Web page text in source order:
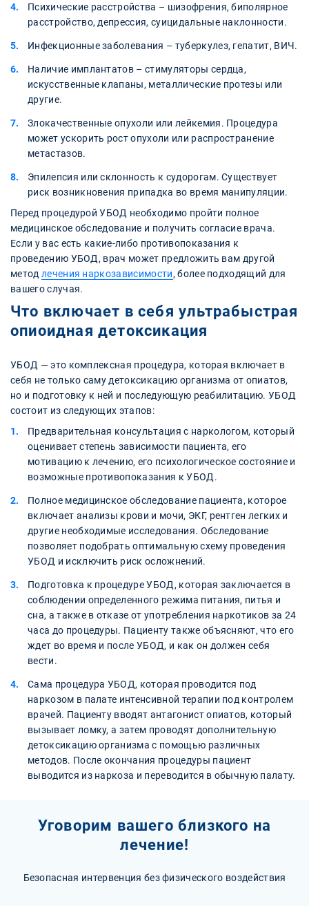
Психические расстройства – шизофрения, биполярное
расстройство, депрессия, суицидальные наклонности.
Инфекционные заболевания – туберкулез, гепатит, ВИЧ.
Наличие имплантатов – стимуляторы сердца,
искусственные клапаны, металлические протезы или
другие.
Злокачественные опухоли или лейкемия. Процедура
может ускорить рост опухоли или распространение
метастазов.
Эпилепсия или склонность к судорогам. Существует
риск возникновения припадка во время манипуляции.
Перед процедурой УБОД необходимо пройти полное
медицинское обследование и получить согласие врача.
Если у вас есть какие-либо противопоказания к
проведению УБОД, врач может предложить вам другой
метод лечения наркозависимости, более подходящий для
вашего случая.
Что включает в себя ультрабыстрая
опиоидная детоксикация
УБОД — это комплексная процедура, которая включает в
себя не только саму детоксикацию организма от опиатов,
но и подготовку к ней и последующую реабилитацию. УБОД
состоит из следующих этапов:
Предварительная консультация с наркологом, который
оценивает степень зависимости пациента, его
мотивацию к лечению, его психологическое состояние и
возможные противопоказания к УБОД.
Полное медицинское обследование пациента, которое
включает анализы крови и мочи, ЭКГ, рентген легких и
другие необходимые исследования. Обследование
позволяет подобрать оптимальную схему проведения
УБОД и исключить риск осложнений.
Подготовка к процедуре УБОД, которая заключается в
соблюдении определенного режима питания, питья и
сна, а также в отказе от употребления наркотиков за 24
часа до процедуры. Пациенту также объясняют, что его
ждет во время и после УБОД, и как он должен себя
вести.
Сама процедура УБОД, которая проводится под
наркозом в палате интенсивной терапии под контролем
врачей. Пациенту вводят антагонист опиатов, который
вызывает ломку, а затем проводят дополнительную
детоксикацию организма с помощью различных
методов. После окончания процедуры пациент
выводится из наркоза и переводится в обычную палату.
Уговорим вашего близкого на
лечение!
Безопасная интервенция без физического воздействия